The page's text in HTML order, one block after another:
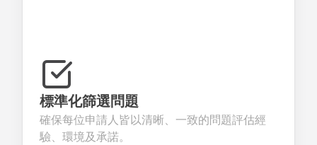
標準化篩選問題
確保每位申請人皆以清晰、一致的問題評估經
驗、環境及承諾。